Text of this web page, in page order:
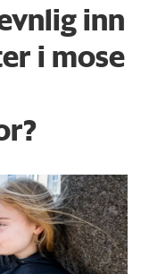
inn
i mose